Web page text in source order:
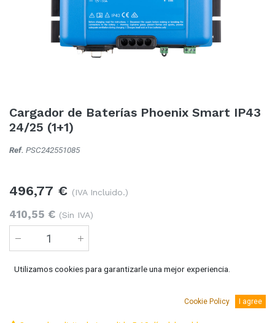
Cargador de Baterías Phoenix Smart IP43
24/25 (1+1)
Ref. PSC242551085
496,77 € (IVA Incluido.)
410,55 € (Sin IVA)
Añadir al carro
Utilizamos cookies para garantizarle una mejor experiencia.
Cookie Policy I agree